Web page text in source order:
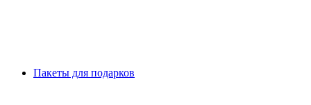
Пакеты для подарков